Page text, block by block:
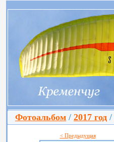
Фотоальбом / 2017 год /
< Предыдущая